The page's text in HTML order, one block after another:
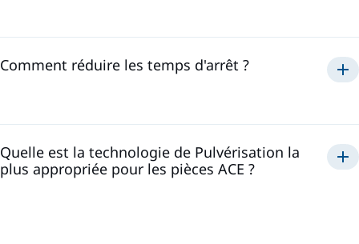
rapides
réduction
retouches et à l'amélioration de la qualité du premier
une meilleure répétabilité du process
rapports, uneréduction des déchets de matériaux
Comment réduire les temps d'arrêt ?
solutions de Pulvérisation et
Quelle est la technologie de Pulvérisation la
plus appropriée pour les pièces ACE ?